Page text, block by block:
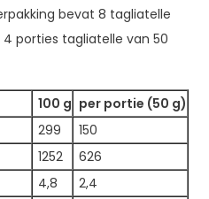
bevat 8 tagliatelle
porties tagliatelle van 50
100 g per portie (50 g)
299
150
1252
626
4,8
2,4